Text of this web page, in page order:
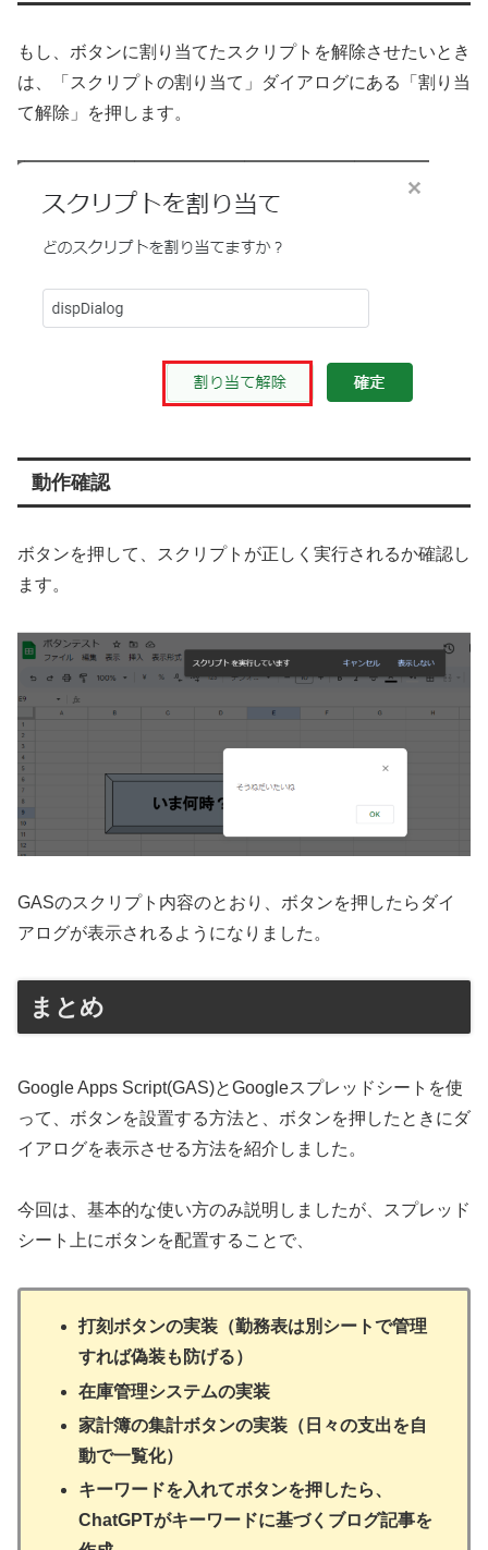
もし、ボタンに割り当てたスクリプトを解除させたいとき
は、「スクリプトの割り当て」ダイアログにある「割り当
て解除」を押します。
動作確認
ボタンを押して、スクリプトが正しく実行されるか確認し
ます。
GASのスクリプト内容のとおり、ボタンを押したらダイ
アログが表示されるようになりました。
まとめ
Google Apps Script(GAS)とGoogleスプレッドシートを使
って、ボタンを設置する方法と、ボタンを押したときにダ
イアログを表示させる方法を紹介しました。
今回は、基本的な使い方のみ説明しましたが、スプレッド
シート上にボタンを配置することで、
打刻ボタンの実装（勤務表は別シートで管理
すれば偽装も防げる）
在庫管理システムの実装
家計簿の集計ボタンの実装（日々の支出を自
動で一覧化）
キーワードを入れてボタンを押したら、
ChatGPTがキーワードに基づくブログ記事を